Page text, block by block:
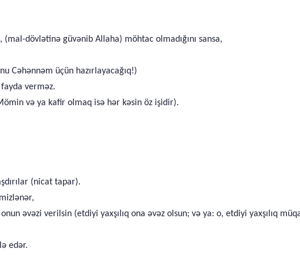
dövlətinə güvənib Allaha) möhtac olmadığını sansa,
Cəhənnəm üçün hazırlayacağıq!)
verməz.
və ya kafir olmaq isə hər kəsin öz işidir).
(nicat tapar).
əvəzi verilsin (etdiyi yaxşılıq ona əvəz olsun; və ya: o, etdiyi yaxşılıq
edər.